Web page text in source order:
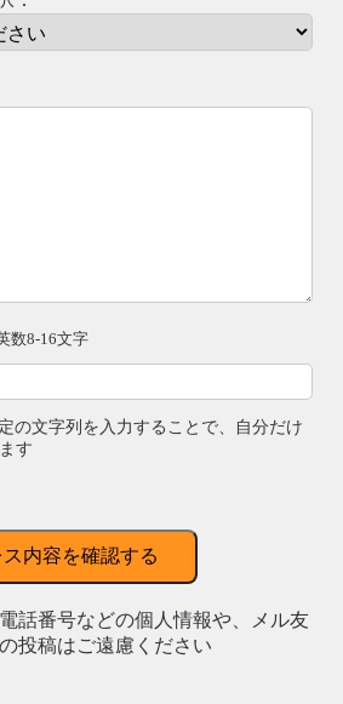
数8-16文字
の文字列を入力することで、自分だけ
す
ス内容を確認する
話番号などの個人情報や、メル友
投稿はご遠慮ください